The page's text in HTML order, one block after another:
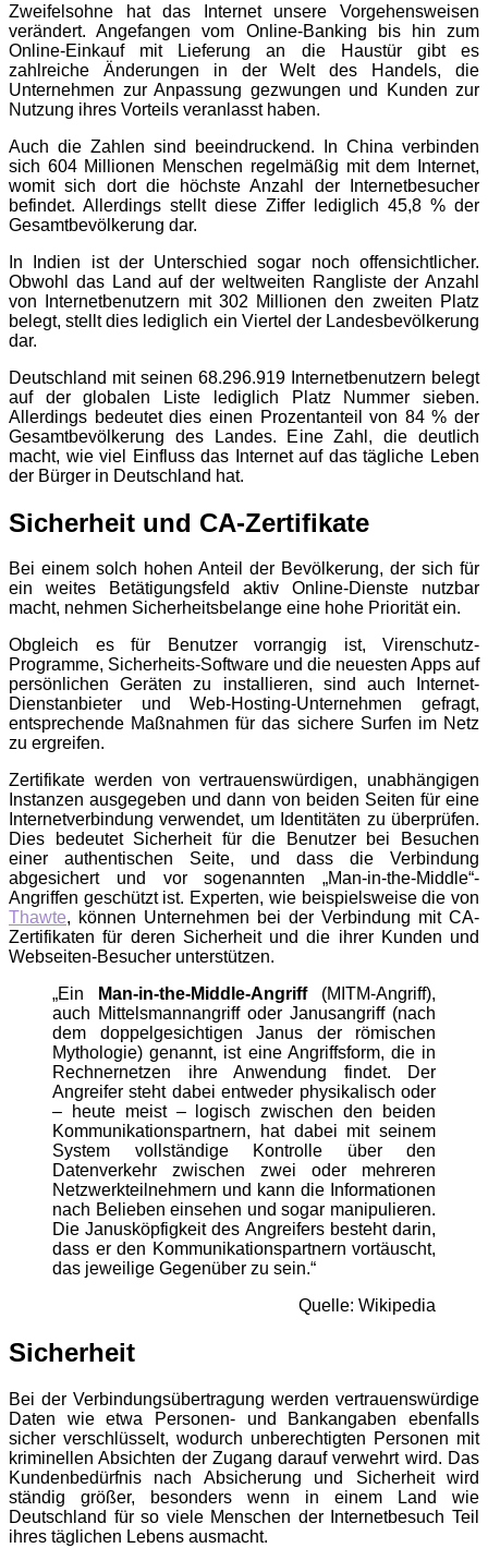
Zweifelsohne hat das Internet unsere Vorgehensweisen
verändert. Angefangen vom Online-Banking bis hin zum
Online-Einkauf mit Lieferung an die Haustür gibt es
zahlreiche Änderungen in der Welt des Handels, die
Unternehmen zur Anpassung gezwungen und Kunden zur
Nutzung ihres Vorteils veranlasst haben.
Auch die Zahlen sind beeindruckend. In China verbinden
sich 604 Millionen Menschen regelmäßig mit dem Internet,
womit sich dort die höchste Anzahl der Internetbesucher
befindet. Allerdings stellt diese Ziffer lediglich 45,8 % der
Gesamtbevölkerung dar.
In Indien ist der Unterschied sogar noch offensichtlicher.
Obwohl das Land auf der weltweiten Rangliste der Anzahl
von Internetbenutzern mit 302 Millionen den zweiten Platz
belegt, stellt dies lediglich ein Viertel der Landesbevölkerung
dar.
Deutschland mit seinen 68.296.919 Internetbenutzern belegt
auf der globalen Liste lediglich Platz Nummer sieben.
Allerdings bedeutet dies einen Prozentanteil von 84 % der
Gesamtbevölkerung des Landes. Eine Zahl, die deutlich
macht, wie viel Einfluss das Internet auf das tägliche Leben
der Bürger in Deutschland hat.
Sicherheit und CA-Zertifikate
Bei einem solch hohen Anteil der Bevölkerung, der sich für
ein weites Betätigungsfeld aktiv Online-Dienste nutzbar
macht, nehmen Sicherheitsbelange eine hohe Priorität ein.
Obgleich es für Benutzer vorrangig ist, Virenschutz-
Programme, Sicherheits-Software und die neuesten Apps auf
persönlichen Geräten zu installieren, sind auch Internet-
Dienstanbieter und Web-Hosting-Unternehmen gefragt,
entsprechende Maßnahmen für das sichere Surfen im Netz
zu ergreifen.
Zertifikate werden von vertrauenswürdigen, unabhängigen
Instanzen ausgegeben und dann von beiden Seiten für eine
Internetverbindung verwendet, um Identitäten zu überprüfen.
Dies bedeutet Sicherheit für die Benutzer bei Besuchen
einer authentischen Seite, und dass die Verbindung
abgesichert und vor sogenannten „Man-in-the-Middle“-
Angriffen geschützt ist. Experten, wie beispielsweise die von
Thawte, können Unternehmen bei der Verbindung mit CA-
Zertifikaten für deren Sicherheit und die ihrer Kunden und
Webseiten-Besucher unterstützen.
„Ein
Man-in-the-Middle-Angriff(MITM-Angriff),
auch Mittelsmannangriff oder Janusangriff (nach
dem doppelgesichtigen Janus der römischen
Mythologie) genannt, ist eine Angriffsform, die in
Rechnernetzen ihre Anwendung findet. Der
Angreifer steht dabei entweder physikalisch oder
– heute meist – logisch zwischen den beiden
Kommunikationspartnern, hat dabei mit seinem
System vollständige Kontrolle über den
Datenverkehr zwischen zwei oder mehreren
Netzwerkteilnehmern und kann die Informationen
nach Belieben einsehen und sogar manipulieren.
Die Janusköpfigkeit des Angreifers besteht darin,
dass er den Kommunikationspartnern vortäuscht,
das jeweilige Gegenüber zu sein.“
Quelle: Wikipedia
Sicherheit
Bei der Verbindungsübertragung werden vertrauenswürdige
Daten wie etwa Personen- und Bankangaben ebenfalls
sicher verschlüsselt, wodurch unberechtigten Personen mit
kriminellen Absichten der Zugang darauf verwehrt wird. Das
Kundenbedürfnis nach Absicherung und Sicherheit wird
ständig größer, besonders wenn in einem Land wie
Deutschland für so viele Menschen der Internetbesuch Teil
ihres täglichen Lebens ausmacht.